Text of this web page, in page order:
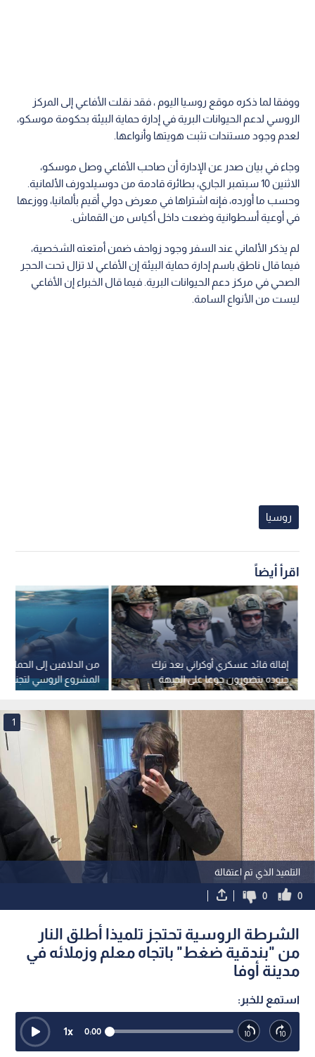
ووفقا لما ذكره موقع روسيا اليوم ، فقد نقلت الأفاعي إلى المركز
الروسي لدعم الحيوانات البرية في إدارة حماية البيئة بحكومة موسكو،
لعدم وجود مستندات تثبت هويتها وأنواعها.
وجاء في بيان صدر عن الإدارة أن صاحب الأفاعي وصل موسكو،
الاثنين 10 سبتمبر الجاري، بطائرة قادمة من دوسيلدورف الألمانية.
وحسب ما أورده، فإنه اشتراها في معرض دولي أقيم بألمانيا، ووزعها
في أوعية أسطوانية وضعت داخل أكياس من القماش.
لم يذكر الألماني عند السفر وجود زواحف ضمن أمتعته الشخصية،
فيما قال ناطق باسم إدارة حماية البيئة إن الأفاعي لا تزال تحت الحجر
الصحي في مركز دعم الحيوانات البرية. فيما قال الخبراء إن الأفاعي
ليست من الأنواع السامة.
روسيا
اقرأ أيضاً
من الدلافين إلى الحمام..
المشروع الروسي لتجنيد
تقنيا
إقالة قائد عسكري أوكراني بعد ترك
جنوده يتضورون جوعا على الجبهة
التلميذ الذي تم اعتقالة
1
0
0
الشرطة الروسية تحتجز تلميذا أطلق النار
من "بندقية ضغط" باتجاه معلم وزملائه في
مدينة أوفا
استمع للخبر:
0:00
1x